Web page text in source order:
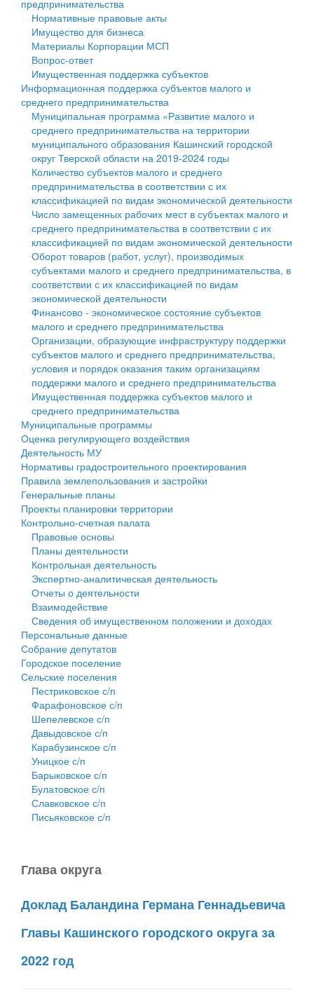
Государственные услуги
Промышленность и АПК
Экономика и бизнес
...
Символика
Устав
Гостям округа
Туризм
Культура
Образование
Здравоохранение
Социальная защита
Фотоальбом
муниципального округа Тверской области
Администрация Кашинского муниципального округа
Тверской области
Управление сельскими территориями
Открытые данные
Работа с обращениями граждан
Муниципальный контроль
Муниципальные услуги
Проекты административных регламентов
Антимонопольный комплаенс
Противодействие коррупции
Финансовое управление
Бюджет для граждан
Имущество
Выявление правообладателей ранее учтенных
объектов недвижимости
Имущественная поддержка субъектов малого и
среднего предпринимательства
Информационная поддержка субъектов малого и
среднего предпринимательства
Муниципальные программы
Контрольно-счетная палата
Персональные данные
Оценка регулирующего воздействия
Деятельность МУ
Нормативы градостроительного проектирования
Правила землепользования и застройки
Генеральные планы
Проекты планировки территории
Собрание депутатов
Городское поселение
Сельские поселения
предпринимательства
Нормативные правовые акты
Имущество для бизнеса
Материалы Корпорации МСП
Вопрос-ответ
Имущественная поддержка субъектов
Информационная поддержка субъектов малого и
среднего предпринимательства
Муниципальная программа «Развитие малого и
среднего предпринимательства на территории
муниципального образования Кашинский городской
округ Тверской области на 2019-2024 годы
Количество субъектов малого и среднего
предпринимательства в соответствии с их
классификацией по видам экономической деятельности
Число замещенных рабочих мест в субъектах малого и
среднего предпринимательства в соответствии с их
классификацией по видам экономической деятельности
Оборот товаров (работ, услуг), производимых
субъектами малого и среднего предпринимательства, в
соответствии с их классификацией по видам
экономической деятельности
Финансово - экономическое состояние субъектов
малого и среднего предпринимательства
Организации, образующие инфраструктуру поддержки
субъектов малого и среднего предпринимательства,
условия и порядок оказания таким организациям
поддержки малого и среднего предпринимательства
Имущественная поддержка субъектов малого и
среднего предпринимательства
Муниципальные программы
Оценка регулирующего воздействия
Деятельность МУ
Нормативы градостроительного проектирования
Правила землепользования и застройки
Генеральные планы
Проекты планировки территории
Контрольно-счетная палата
Правовые основы
Планы деятельности
Контрольная деятельность
Экспертно-аналитическая деятельность
Отчеты о деятельности
Взаимодействие
Сведения об имущественном положении и доходах
Персональные данные
Собрание депутатов
Городское поселение
Сельские поселения
Пестриковское с/п
Фарафоновское с/п
Шепелевское с/п
Давыдовское с/п
Карабузинское с/п
Уницкое с/п
Барыковское с/п
Булатовское с/п
Славковское с/п
Письяковское с/п
Глава округа
Доклад Баландина Германа Геннадьевича
Главы Кашинского городского округа за
2022 год